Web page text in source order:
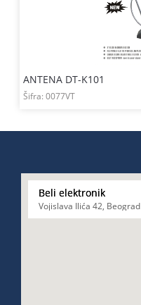
ANTENA DT-K101
Šifra: 0077VT
Beli elektronik
Vojislava Ilića 42, Beograd